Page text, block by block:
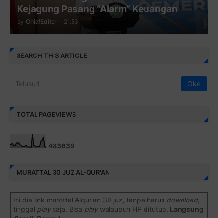
Kejagung Pasang “Alarm” Keuangan
by ChiefEditor - 21.53
SEARCH THIS ARTICLE
TOTAL PAGEVIEWS
483639
MURATTAL 30 JUZ AL-QUR'AN
Ini dia link murottal Alqur'an 30 juz, tanpa harus download,
tinggal playsaja. Bisa playwalaupun HP ditutup. Langsung